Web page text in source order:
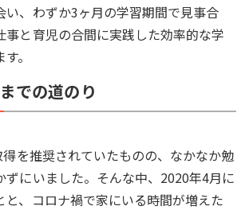
い、わずか3ヶ月の学習期間で見事合
事と育児の合間に実践した効率的な学
。
での道のり
を推奨されていたものの、なかなか勉
ずにいました。そんな中、2020年4月に
と、コロナ禍で家にいる時間が増えた